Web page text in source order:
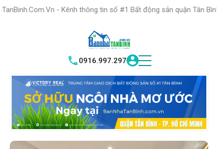
- Kênh thông tin số #1 Bất động sản quận Tân Bình "Nơi bạn
0916.997.297
HỆ THỐNG TRUNG
TÂM GIAO DỊCH BĐS TỐT NHẤT QUẬN
TÂN BÌNHVICTORY REAL TÌM HIỂU NGAY|